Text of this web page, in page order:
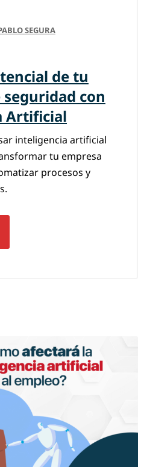
SEGURA
de tu
con
Artificial
inteligencia artificial
tu empresa
procesos y